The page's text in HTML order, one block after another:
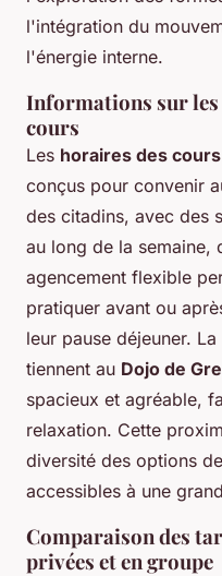
l'intégration du
l'énergie interne.
Informations sur les
cours
Les horaires des
conçus pour convenir
des citadins, avec des
au long de la semaine,
agencement flexible
pratiquer avant ou
leur pause déjeuner.
tiennent au Dojo de
spacieux et agréable,
relaxation. Cette
diversité des options
accessibles à une
Comparaison des
privées et en groupe